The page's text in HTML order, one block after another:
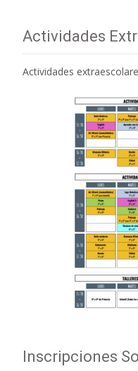
Actividades
Actividades
Inscripciones